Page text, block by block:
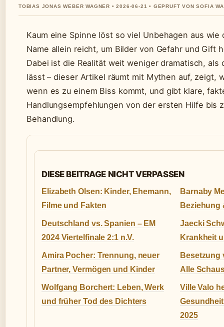
TOBIAS JONAS WEBER WAGNER • 2026-06-21 • GEPRUFT VON SOFIA
Kaum eine Spinne löst so viel Unbehagen aus wie
Name allein reicht, um Bilder von Gefahr und Gift
Dabei ist die Realität weit weniger dramatisch, als
lässt – dieser Artikel räumt mit Mythen auf, zeigt,
wenn es zu einem Biss kommt, und gibt klare,
Handlungsempfehlungen von der ersten Hilfe bis
Behandlung.
DIESE BEITRAGE NICHT VERPASSEN
Elizabeth Olsen: Kinder, Ehemann,
Filme und Fakten
Barnaby
Beziehung
Deutschland vs. Spanien – EM
2024 Viertelfinale 2:1 n.V.
Jaecki
Krankheit
Amira Pocher: Trennung, neuer
Partner, Vermögen und Kinder
Besetzung
Alle
Wolfgang Borchert: Leben, Werk
und früher Tod des Dichters
Ville Valo
2025